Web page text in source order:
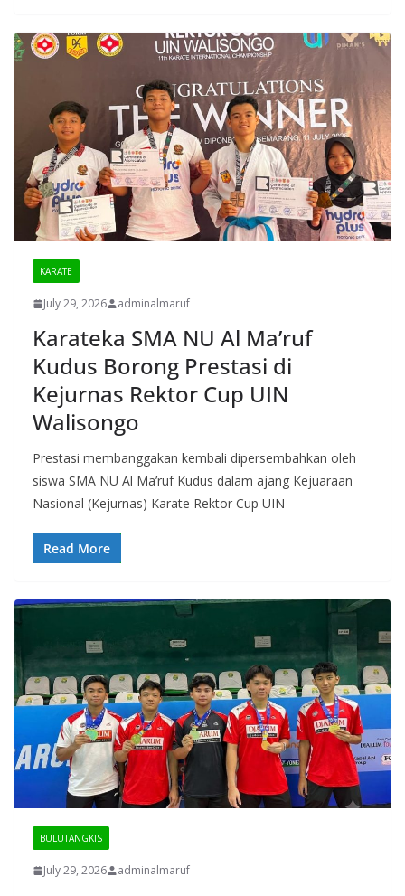
KARATE
July 29, 2026 adminalmaruf
Karateka SMA NU Al Ma’ruf
Kudus Borong Prestasi di
Kejurnas Rektor Cup UIN
Walisongo
Prestasi membanggakan kembali dipersembahkan oleh
siswa SMA NU Al Ma’ruf Kudus dalam ajang Kejuaraan
Nasional (Kejurnas) Karate Rektor Cup UIN
Read More
BULUTANGKIS
July 29, 2026 adminalmaruf